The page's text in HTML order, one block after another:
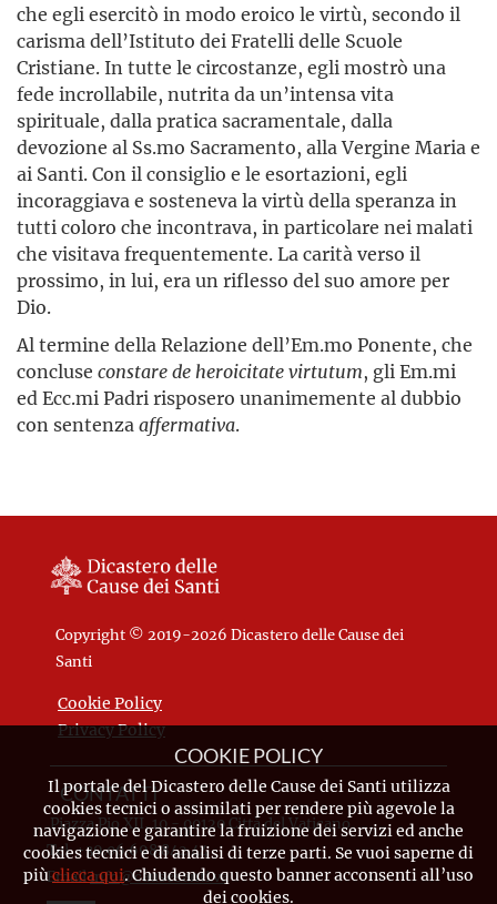
che egli esercitò in modo eroico le virtù, secondo il
carisma dell’Istituto dei Fratelli delle Scuole
Cristiane. In tutte le circostanze, egli mostrò una
fede incrollabile, nutrita da un’intensa vita
spirituale, dalla pratica sacramentale, dalla
devozione al Ss.mo Sacramento, alla Vergine Maria e
ai Santi. Con il consiglio e le esortazioni, egli
incoraggiava e sosteneva la virtù della speranza in
tutti coloro che incontrava, in particolare nei malati
che visitava frequentemente. La carità verso il
prossimo, in lui, era un riflesso del suo amore per
Dio.
Al termine della Relazione dell’Em.mo Ponente, che
concluse constare de heroicitate virtutum, gli Em.mi
ed Ecc.mi Padri risposero unanimemente al dubbio
con sentenza affermativa.
Copyright © 2019-2026 Dicastero delle Cause dei
Santi
Cookie Policy
Privacy Policy
CONTATTI
Piazza Pio XII, 10 - 00120 Città del Vaticano
Tel. +39.06.698.842.44
Emailinfo@causesanti.va
COOKIE POLICY
Il portale del Dicastero delle Cause dei Santi utilizza
cookies tecnici o assimilati per rendere più agevole la
navigazione e garantire la fruizione dei servizi ed anche
cookies tecnici e di analisi di terze parti. Se vuoi saperne di
piùclicca qui. Chiudendo questo banner acconsenti all’uso
dei cookies.